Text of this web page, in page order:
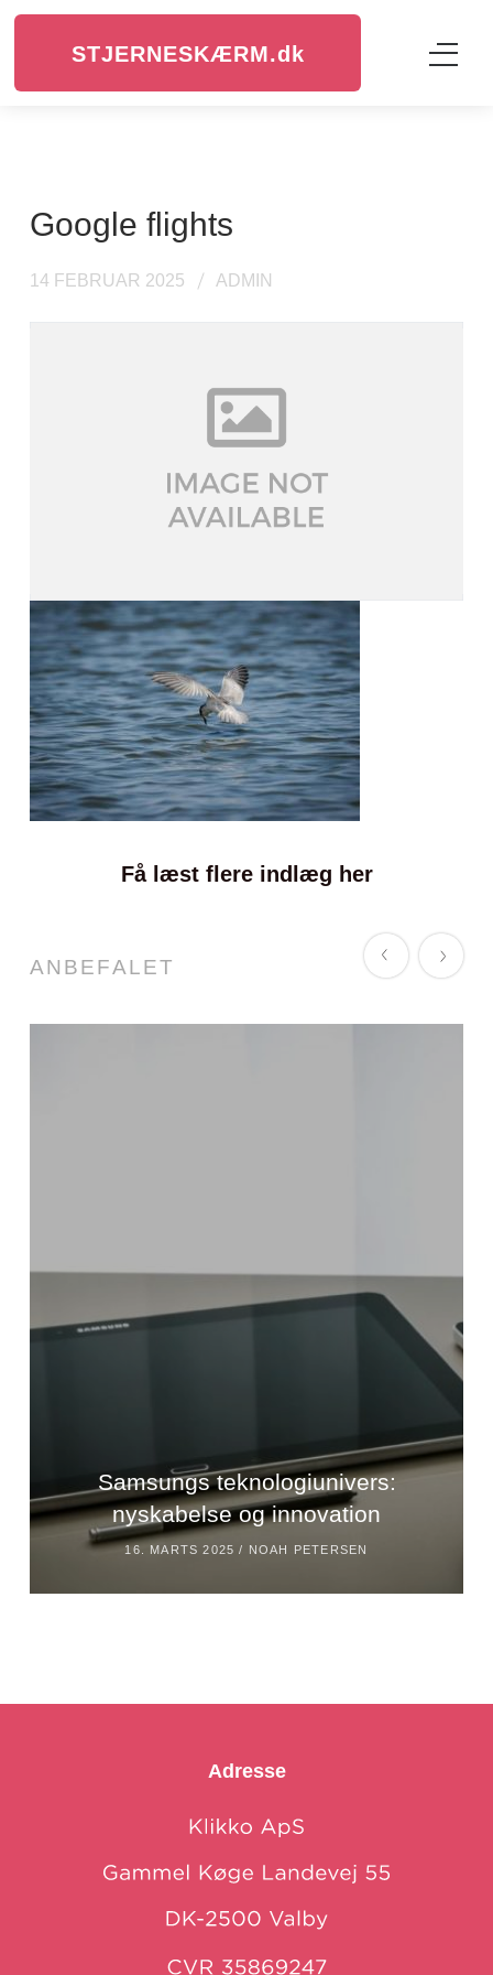
STJERNESKÆRM.dk
google flights
14 FEBRUAR 2025 ADMIN
Få læst flere indlæg her
ANBEFALET
Samsungs teknologiunivers:
nyskabelse og innovation
16. MARTS 2025 / NOAH PETERSEN
Adresse